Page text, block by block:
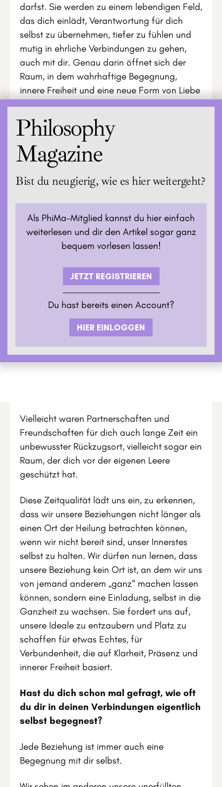
darfst. Sie werden zu einem lebendigen Feld,
das dich einlädt, Verantwortung für dich
selbst zu übernehmen, tiefer zu fühlen und
mutig in ehrliche Verbindungen zu gehen,
auch mit dir. Genau darin öffnet sich der
Raum, in dem wahrhaftige Begegnung,
innere Freiheit und eine neue Form von Liebe
Philosophy
Magazine
Bist du neugierig, wie es hier weitergeht?
Als PhiMa-Mitglied kannst du hier einfach
weiterlesen und dir den Artikel sogar ganz
bequem vorlesen lassen!
JETZT REGISTRIEREN
Du hast bereits einen Account?
HIER EINLOGGEN
Vielleicht waren Partnerschaften und
Freundschaften für dich auch lange Zeit ein
unbewusster Rückzugsort, vielleicht sogar ein
Raum, der dich vor der eigenen Leere
geschützt hat.
Diese Zeitqualität lädt uns ein, zu erkennen,
dass wir unsere Beziehungen nicht länger als
einen Ort der Heilung betrachten können,
wenn wir nicht bereit sind, unser Innerstes
selbst zu halten. Wir dürfen nun lernen, dass
unsere Beziehung kein Ort ist, an dem wir uns
von jemand anderem „ganz“ machen lassen
können, sondern eine Einladung, selbst in die
Ganzheit zu wachsen. Sie fordert uns auf,
unsere Ideale zu entzaubern und Platz zu
schaffen für etwas Echtes, für
Verbundenheit, die auf Klarheit, Präsenz und
innerer Freiheit basiert.
Hast du dich schon mal gefragt, wie oft
du dir in deinen Verbindungen eigentlich
selbst begegnest?
Jede Beziehung ist immer auch eine
Begegnung mit dir selbst.